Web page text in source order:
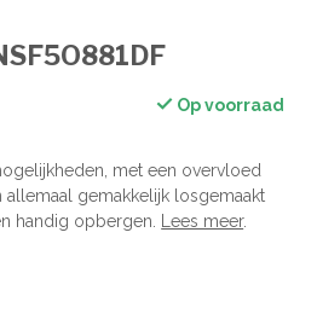
Op voorraad
met een overvloed
allemaal gemakkelijk losgemaakt
handig opbergen.
Lees meer.